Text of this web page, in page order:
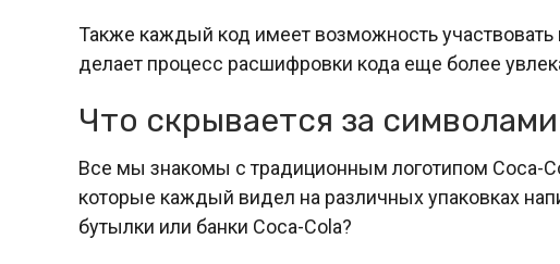
Также каждый код имеет возможность участвовать
делает процесс расшифровки кода еще более
Что скрывается за
Все мы знакомы с традиционным логотипом Coca-
которые каждый видел на различных упаковках
бутылки или банки Coca-Cola?